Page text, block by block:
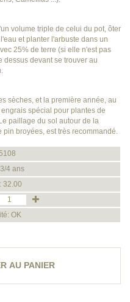
volume triple de celui du pot, ôter
et planter l'arbuste dans un
25% de terre (si elle n'est pas
dessus devant se trouver au
sèches, et la première année, au
spécial pour plantes de
paillage du sol autour de la
broyées, est très recommandé.
4 ans
32.00
OK
AU PANIER